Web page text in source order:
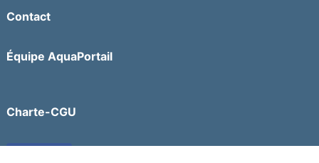
Contact
Équipe AquaPortail
Charte-CGU